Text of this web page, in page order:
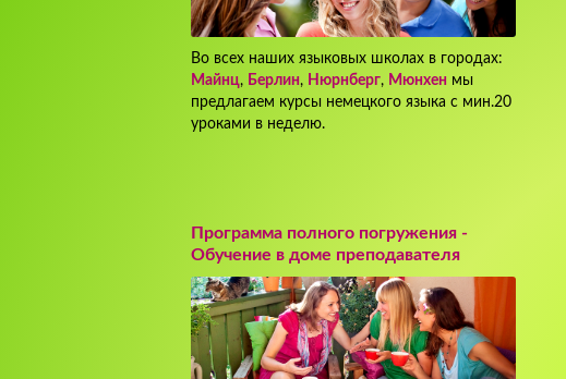
Во всех наших языковых школах в городах:
Майнц, Берлин, Нюрнберг, Мюнхен мы
предлагаем курсы немецкого языка с мин.20
уроками в неделю.
Программа полного погружения -
Обучение в доме преподавателя